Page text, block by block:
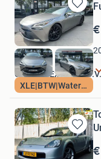
Bewaren
Mijn
XLE|BTW|Waterstof
Centraal Exclusief B.V.
Wormerveer
Bewaren
in